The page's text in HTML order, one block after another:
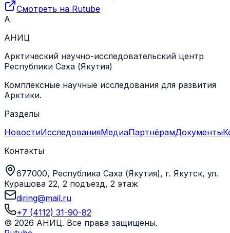
Смотреть на Rutube
А
АНИЦ
Арктический научно-исследовательский центр
Республики Саха (Якутия)
Комплексные научные исследования для развития
Арктики.
Разделы
НовостиИсследованияМедиаПартнёрамДокументы
Контакты
677000, Республика Саха (Якутия), г. Якутск, ул.
Курашова 22, 2 подъезд, 2 этаж
diring@mail.ru
+7 (4112) 31-90-82
© 2026 АНИЦ. Все права защищены.